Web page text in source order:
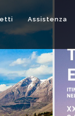
Assistenza